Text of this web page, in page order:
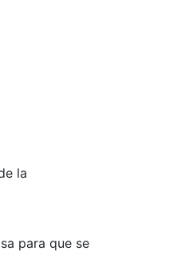
la
para que se